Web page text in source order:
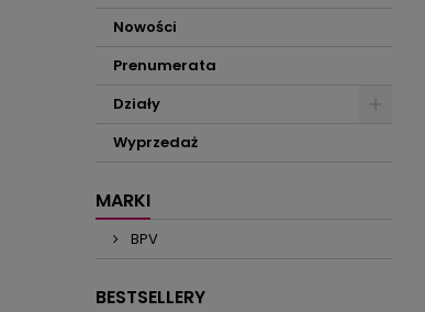
Nowości
Prenumerata
Działy
Wyprzedaż
MARKI
BPV
BESTSELLERY